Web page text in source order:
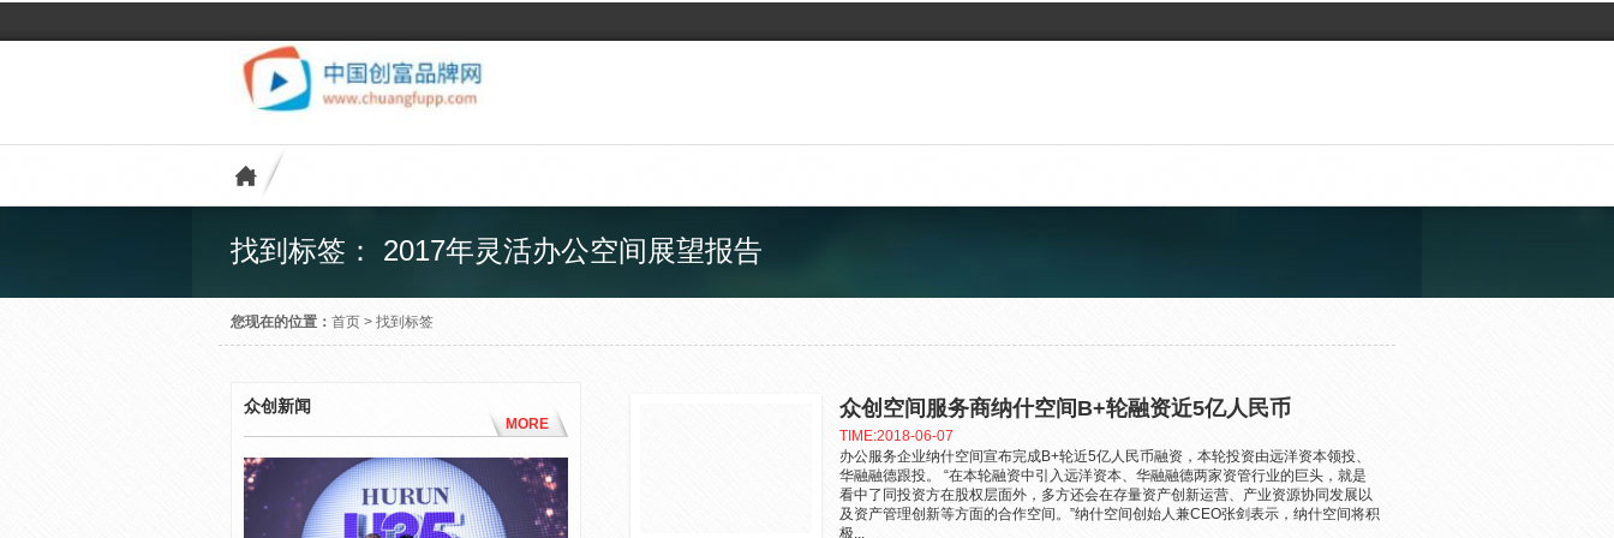
找到标签： 2017年灵活办公空间展望报告
您现在的位置： 首页 > 找到标签
众创新闻
MORE
众创空间服务商纳什空间B+轮融资近5亿人民币
TIME:2018-06-07
办公服务企业纳什空间宣布完成B+轮近5亿人民币融资，本轮投资由远洋资本领投、
华融融德跟投。 “在本轮融资中引入远洋资本、华融融德两家资管行业的巨头，就是
看中了同投资方在股权层面外，多方还会在存量资产创新运营、产业资源协同发展以
及资产管理创新等方面的合作空间。”纳什空间创始人兼CEO张剑表示，纳什空间将积
极...